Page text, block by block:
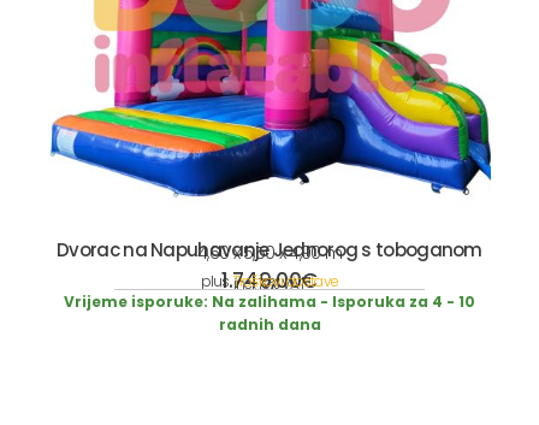
Dvorac na Napuhavanje Jednorog s toboganom
4,60 x 5,50 x 4,90 m
1.749,00€
incl. 19% VAT
plusTroškovi dostave
Vrijeme isporuke: Na zalihama - Isporuka za 4 - 10
radnih dana